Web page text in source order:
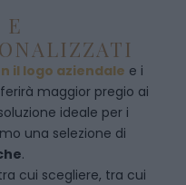
E
il logo aziendale e i
maggior pregio ai
ideale per i
una selezione di
.
cui scegliere, tra cui